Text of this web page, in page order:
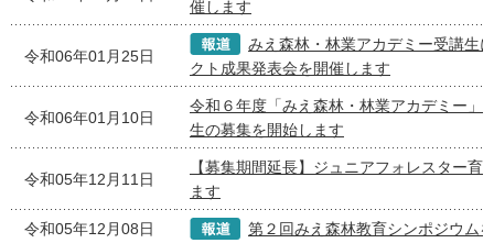
催します
令和06年01月25日
みえ森林・林業アカデミー受講生
クト成果発表会を開催します
令和06年01月10日
令和６年度「みえ森林・林業アカデミー」
生の募集を開始します
令和05年12月11日
【募集期間延長】ジュニアフォレスター育
ます
令和05年12月08日 第２回みえ森林教育シンポジウム